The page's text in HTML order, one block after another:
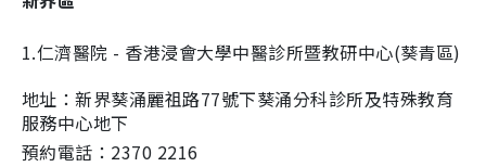
1.仁濟醫院 - 香港浸會大學中醫診所暨教研中心(葵青區)
地址：新界葵涌麗祖路77號下葵涌分科診所及特殊教育
服務中心地下
預約電話：2370 2216